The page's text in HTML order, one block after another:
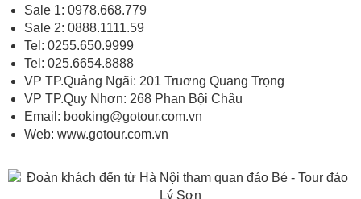
Sale 1: 0978.668.779
Sale 2: 0888.1111.59
Tel: 0255.650.9999
Tel: 025.6654.8888
VP TP.Quảng Ngãi: 201 Truơng Quang Trọng
VP TP.Quy Nhơn: 268 Phan Bội Châu
Email: booking@gotour.com.vn
Web: www.gotour.com.vn